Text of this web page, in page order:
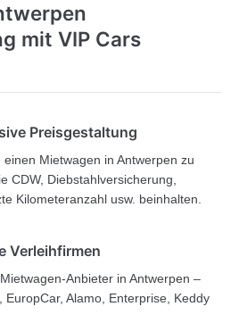
mit VIP Cars
Preisgestaltung
einen Mietwagen in Antwerpen zu
CDW, Diebstahlversicherung,
Kilometeranzahl usw. beinhalten.
Verleihfirmen
Anbieter in Antwerpen –
EuropCar, Alamo, Enterprise, Keddy